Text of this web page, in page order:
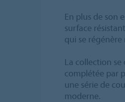
En plus de son
surface
qui se
La collection
complétée par
une série de
moderne.